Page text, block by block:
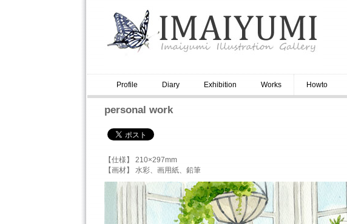
Profile Diary Exhibition Works Howto
personal work
【仕様】 210×297mm
【画材】 水彩、画用紙、鉛筆